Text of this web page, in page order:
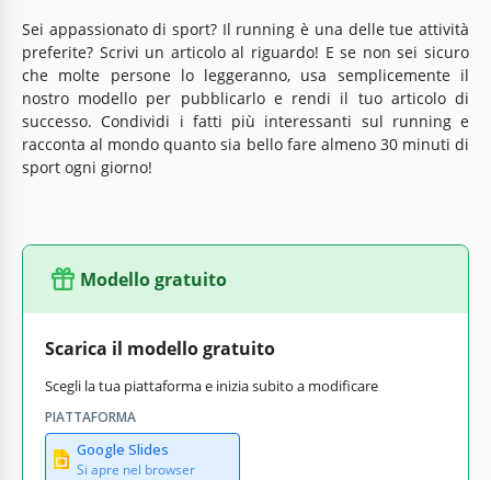
Sei appassionato di sport? Il running è una delle tue attività
preferite? Scrivi un articolo al riguardo! E se non sei sicuro
che molte persone lo leggeranno, usa semplicemente il
nostro modello per pubblicarlo e rendi il tuo articolo di
successo. Condividi i fatti più interessanti sul running e
racconta al mondo quanto sia bello fare almeno 30 minuti di
sport ogni giorno!
Modello gratuito
Scarica il modello gratuito
Scegli la tua piattaforma e inizia subito a modificare
PIATTAFORMA
Google Slides
Si apre nel browser